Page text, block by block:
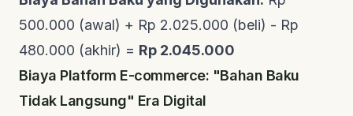
500.000 (awal) + Rp 2.025.000 (beli) - Rp
480.000 (akhir) = Rp 2.045.000
Biaya Platform E-commerce: "Bahan Baku
Tidak Langsung" Era Digital